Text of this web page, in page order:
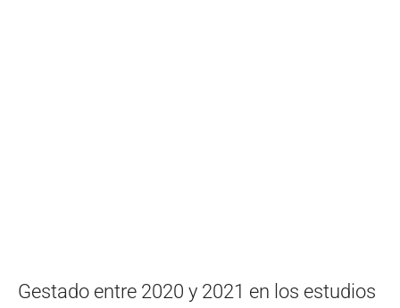
Gestado entre 2020 y 2021 en los estudios